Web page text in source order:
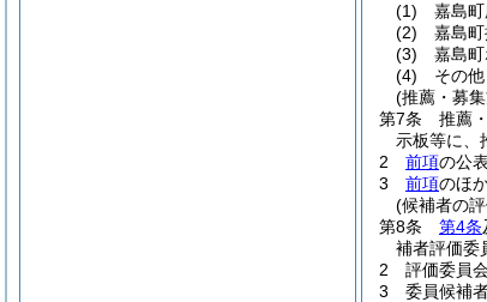
(1)
嘉島
(2)
嘉島
(3)
嘉島
(4)
その他
(推薦・募
第7条
推薦
示板等に、
2
前項の公
3
前項のほ
(候補者の
第8条
第4条
補者評価委
2
評価委員
3
委員候補